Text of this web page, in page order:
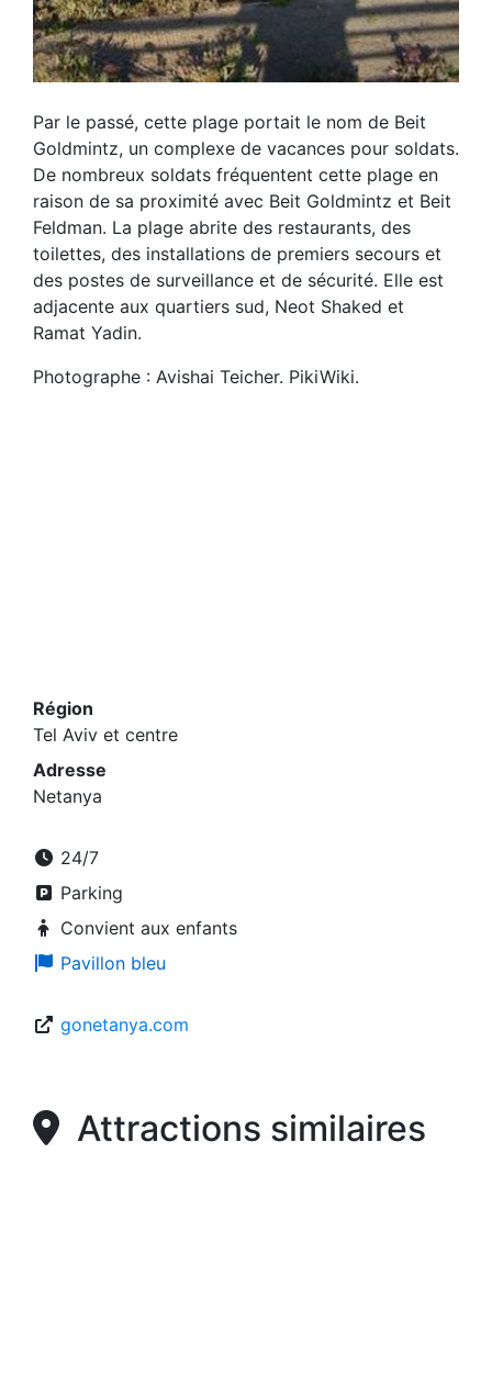
Par le passé, cette plage portait le nom de Beit
Goldmintz, un complexe de vacances pour soldats.
De nombreux soldats fréquentent cette plage en
raison de sa proximité avec Beit Goldmintz et Beit
Feldman. La plage abrite des restaurants, des
toilettes, des installations de premiers secours et
des postes de surveillance et de sécurité. Elle est
adjacente aux quartiers sud, Neot Shaked et
Ramat Yadin.
Photographe : Avishai Teicher. PikiWiki.
Région
Tel Aviv et centre
Adresse
Netanya
24/7
Parking
Convient aux enfants
Pavillon bleu
gonetanya.com
Attractions similaires